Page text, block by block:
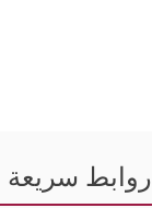
روابط سريعة